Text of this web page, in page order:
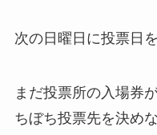
次の日曜日に投票日
まだ投票所の入場券
ちぼち投票先を決め